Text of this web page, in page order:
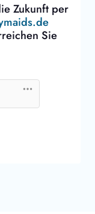
Zukunft per
Sie